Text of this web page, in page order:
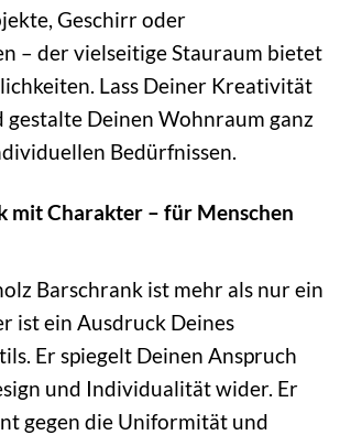
Geschirr oder
– der vielseitige Stauraum bietet
Lass Deiner Kreativität
gestalte Deinen Wohnraum ganz
Bedürfnissen.
mit Charakter – für Menschen
Barschrank ist mehr als nur ein
ist ein Ausdruck Deines
Er spiegelt Deinen Anspruch
und Individualität wider. Er
gegen die Uniformität und